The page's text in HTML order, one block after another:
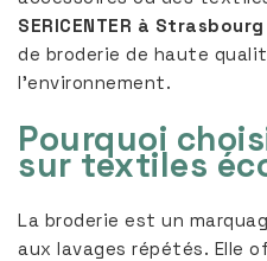
SERICENTER à Strasbourg
de broderie de haute
l’environnement.
Pourquoi
sur textiles
La broderie est un
aux lavages répétés. Elle